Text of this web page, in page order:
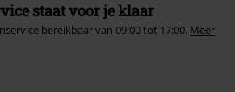
staat voor je klaar
bereikbaar van 09:00 tot 17:00. Meer